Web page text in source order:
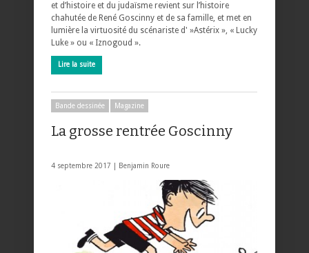
et d’histoire et du judaïsme revient sur l’histoire
chahutée de René Goscinny et de sa famille, et met en
lumière la virtuosité du scénariste d' »Astérix », « Lucky
Luke » ou « Iznogoud ».
Lire la suite
Bande dessinée Magazine
La grosse rentrée Goscinny
4 septembre 2017 | Benjamin Roure